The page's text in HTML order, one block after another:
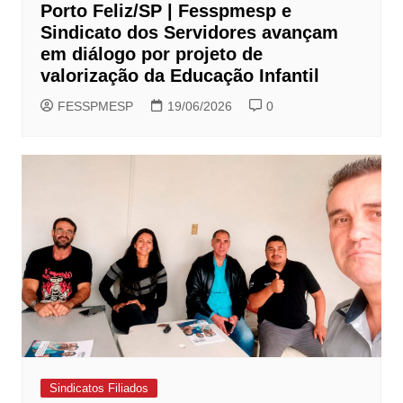
Porto Feliz/SP | Fesspmesp e
Sindicato dos Servidores avançam
em diálogo por projeto de
valorização da Educação Infantil
FESSPMESP 19/06/2026 0
Sindicatos Filiados